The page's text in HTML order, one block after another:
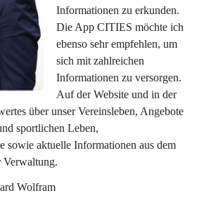
Informationen zu erkunden.
Die App CITIES möchte ich
ebenso sehr empfehlen, um
sich mit zahlreichen
Informationen zu versorgen.
Auf der Website und in der
über unser Vereinsleben, Angebote
sportlichen Leben,
sowie aktuelle Informationen aus dem
Verwaltung.
Wolfram